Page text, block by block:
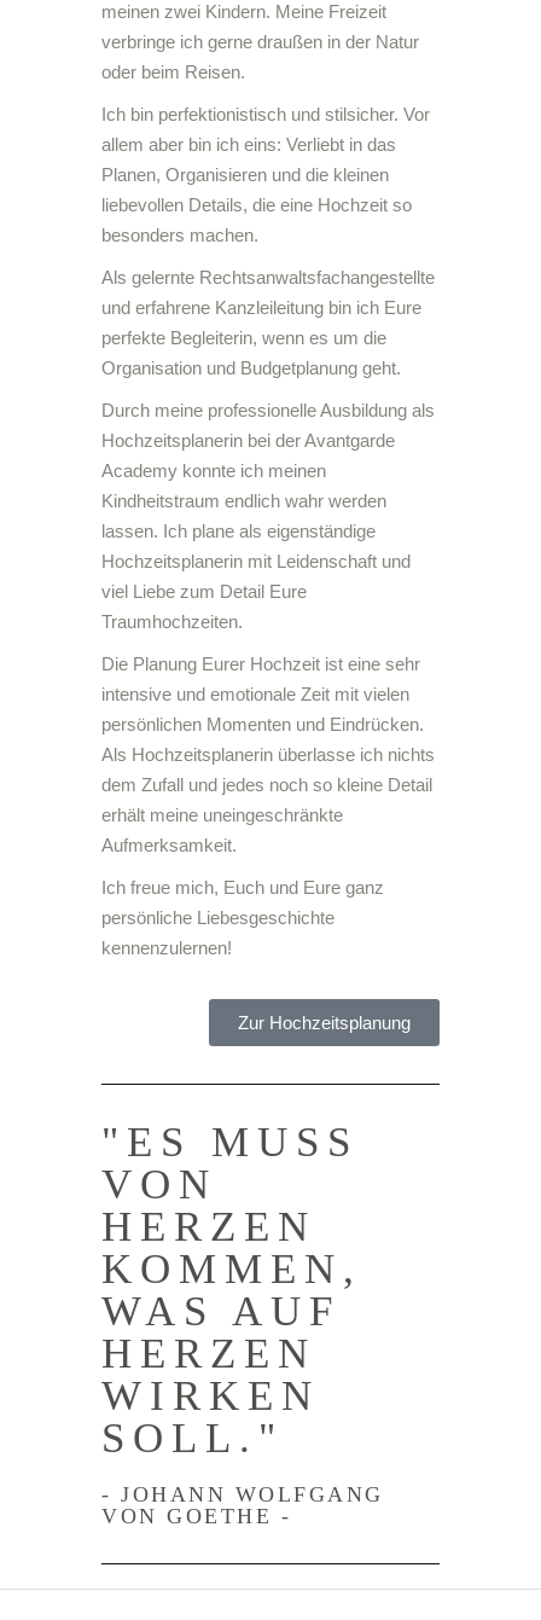
meinen zwei Kindern. Meine Freizeit
verbringe ich gerne draußen in der Natur
oder beim Reisen.
Ich bin perfektionistisch und stilsicher. Vor
allem aber bin ich eins: Verliebt in das
Planen, Organisieren und die kleinen
liebevollen Details, die eine Hochzeit so
besonders machen.
Als gelernte Rechtsanwaltsfachangestellte
und erfahrene Kanzleileitung bin ich Eure
perfekte Begleiterin, wenn es um die
Organisation und Budgetplanung geht.
Durch meine professionelle Ausbildung als
Hochzeitsplanerin bei der Avantgarde
Academy konnte ich meinen
Kindheitstraum endlich wahr werden
lassen. Ich plane als eigenständige
Hochzeitsplanerin mit Leidenschaft und
viel Liebe zum Detail Eure
Traumhochzeiten.
Die Planung Eurer Hochzeit ist eine sehr
intensive und emotionale Zeit mit vielen
persönlichen Momenten und Eindrücken.
Als Hochzeitsplanerin überlasse ich nichts
dem Zufall und jedes noch so kleine Detail
erhält meine uneingeschränkte
Aufmerksamkeit.
Ich freue mich, Euch und Eure ganz
persönliche Liebesgeschichte
kennenzulernen!
Zur Hochzeitsplanung
"ES MUSS
VON
HERZEN
KOMMEN,
WAS AUF
HERZEN
WIRKEN
SOLL."
- JOHANN WOLFGANG
VON GOETHE -